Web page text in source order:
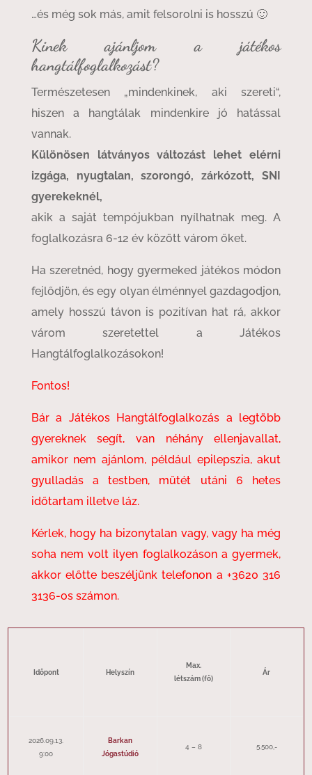
…és még sok más, amit felsorolni is hosszú 🙂
Kinek ajánljom a játékos
hangtálfoglalkozást?
Természetesen „mindenkinek, aki szereti“,
hiszen a hangtálak mindenkire jó hatással
vannak.
Különösen látványos változást lehet elérni
izgága, nyugtalan, szorongó, zárkózott, SNI
gyerekeknél,
akik a saját tempójukban nyílhatnak meg. A
foglalkozásra 6-12 év között várom őket.
Ha szeretnéd, hogy gyermeked játékos módon
fejlődjön, és egy olyan élménnyel gazdagodjon,
amely hosszú távon is pozitívan hat rá, akkor
várom szeretettel a Játékos
Hangtálfoglalkozásokon!
Fontos!
Bár a Játékos Hangtálfoglalkozás a legtöbb
gyereknek segít, van néhány ellenjavallat,
amikor nem ajánlom, például epilepszia, akut
gyulladás a testben, műtét utáni 6 hetes
időtartam illetve láz.
Kérlek, hogy ha bizonytalan vagy, vagy ha még
soha nem volt ilyen foglalkozáson a gyermek,
akkor előtte beszéljünk telefonon a +3620 316
3136-os számon.
Időpont Helyszín
Max.
létszám (fő)
Ár
2026.09.13.
9:00
Barkan
Jógastúdió
4 – 8 5.500,-